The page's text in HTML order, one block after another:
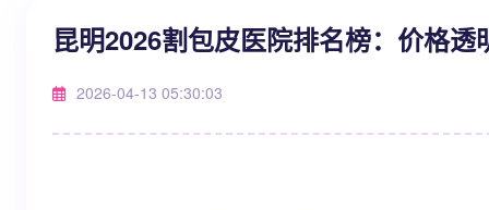
昆明2026割包皮医院排名榜：价格透
2026-04-13 05:30:03